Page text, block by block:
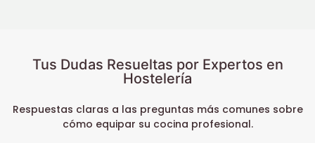
Tus Dudas Resueltas por Expertos en
Hostelería
Respuestas claras a las preguntas más comunes sobre
cómo equipar su cocina profesional.